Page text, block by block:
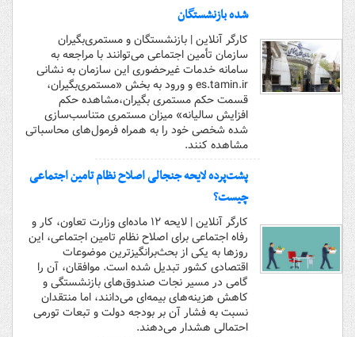
شده بازنشستگان
کارگر آنلاین | بازنشستگان و مستمری‌بگیران
سازمان تأمین اجتماعی می‌توانند با مراجعه به
سامانه خدمات غیرحضوری این سازمان به نشانی
es.tamin.ir و ورود به بخش «مستمری‌بگیران،
قسمت حکم مستمری بگیران،مشاهده حکم
افزایش سالیانه» میزان مستمری متناسب‌سازی
شده شخصی خود را به همراه فرمول‌های محاسباتی
مشاهده کنند.
پشت‌پرده لایحه جنجالی اصلاح نظام تامین اجتماعی
چیست؟
کارگر آنلاین | لایحه ۱۲ ماده‌ای وزارت تعاون، کار و
رفاه اجتماعی برای اصلاح نظام تامین اجتماعی، این
روزها به یکی از بحث‌برانگیزترین موضوعات
اقتصادی کشور تبدیل شده است. موافقان، آن را
گامی در مسیر نجات صندوق‌های بازنشستگی و
کاهش هزینه‌های بیمه‌ای می‌دانند، اما منتقدان
نسبت به فشار آن بر بودجه دولت و تبعات تورمی
احتمالی هشدار می‌دهند.